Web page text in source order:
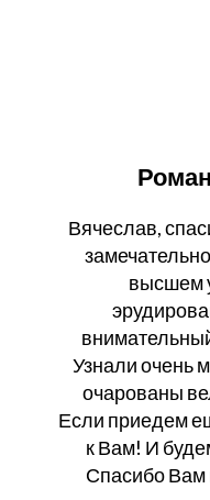
Вячеслав,
высшем
Узнали очень
очарованы
Если приедем
к Вам! И
Спасибо Вам